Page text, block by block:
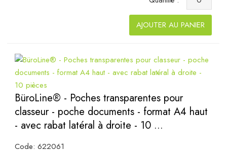
AJOUTER AU PANIER
BüroLine® - Poches transparentes pour
classeur - poche documents - format A4 haut
- avec rabat latéral à droite - 10 ...
Code: 622061